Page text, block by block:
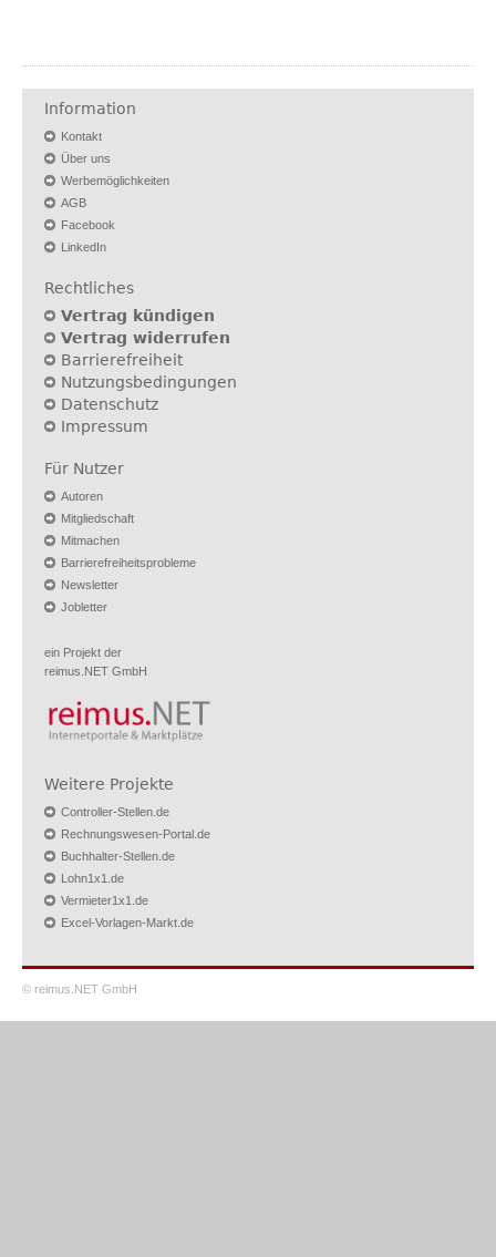
Information
Kontakt
Über uns
Werbemöglichkeiten
AGB
Facebook
LinkedIn
Rechtliches
Vertrag kündigen
Vertrag widerrufen
Barrierefreiheit
Nutzungsbedingungen
Datenschutz
Impressum
Für Nutzer
Autoren
Mitgliedschaft
Mitmachen
Barrierefreiheitsprobleme
Newsletter
Jobletter
ein Projekt der
reimus.NET GmbH
Weitere Projekte
Controller-Stellen.de
Rechnungswesen-Portal.de
Buchhalter-Stellen.de
Lohn1x1.de
Vermieter1x1.de
Excel-Vorlagen-Markt.de
© reimus.NET GmbH